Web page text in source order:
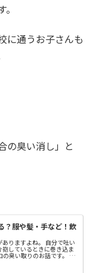
に通うお子さんも
の臭い消し」と
？服や髪・手など！飲
よね。 自分で吐い
しているときに巻き込ま